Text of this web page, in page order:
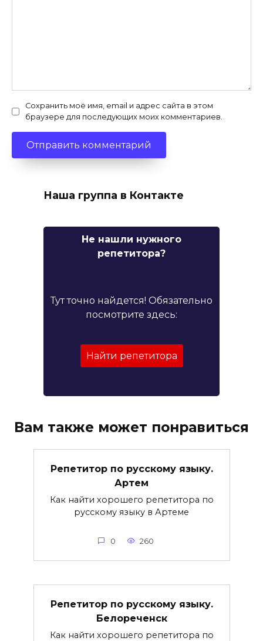
Сохранить моё имя, email и адрес сайта в этом
браузере для последующих моих комментариев.
Наша группа в Контакте
Не нашли нужного
репетитора?
Тут точно найдется! Обязательно
посмотрите здесь:
Найти репетитора
Вам также может понравиться
Репетитор по русскому языку.
Артем
Как найти хорошего репетитора по
русскому языку в Артеме
0 260
Репетитор по русскому языку.
Белореченск
Как найти хорошего репетитора по